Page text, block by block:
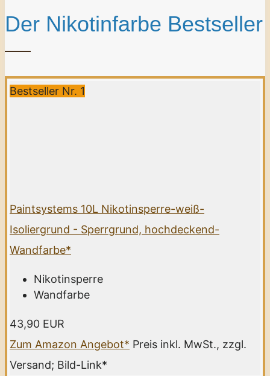
Der Nikotinfarbe Bestseller
Bestseller Nr. 1
Paintsystems 10L Nikotinsperre-weiß-
Isoliergrund - Sperrgrund, hochdeckend-
Wandfarbe*
Nikotinsperre
Wandfarbe
43,90 EUR
Zum Amazon Angebot* Preis inkl. MwSt., zzgl.
Versand; Bild-Link*